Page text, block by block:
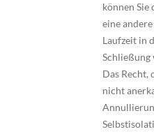
können
eine
Laufzeit in
Schließung
Das Recht,
nicht